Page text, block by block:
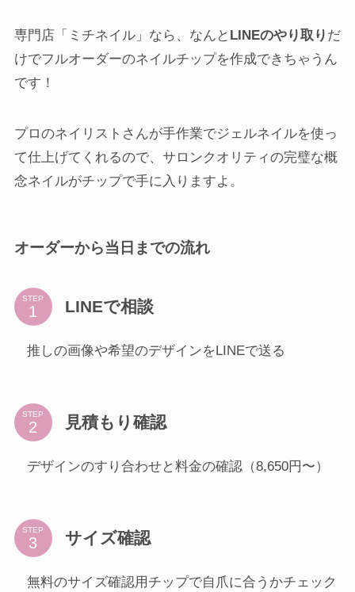
専門店「ミチネイル」なら、なんと LINEのやり取り だ
けでフルオーダーのネイルチップを作成できちゃうん
です！
プロのネイリストさんが手作業でジェルネイルを使っ
て仕上げてくれるので、サロンクオリティの完璧な概
念ネイルがチップで手に入りますよ。
オーダーから当日までの流れ
STEP LINEで相談
推しの画像や希望のデザインをLINEで送る
STEP 見積もり確認
デザインのすり合わせと料金の確認（8,650円〜）
STEP サイズ確認
無料のサイズ確認用チップで自爪に合うかチェック